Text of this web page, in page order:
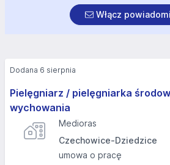
Włącz
Pielęgniarz / pielęgniarka
wychowania
Medioras
Czechowice-Dziedzice
umowa o pracę
Dodana 6 sierpnia